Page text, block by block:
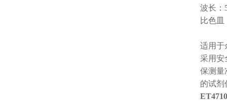
波长：
比色皿
适用于
采用安
保测量
的试剂